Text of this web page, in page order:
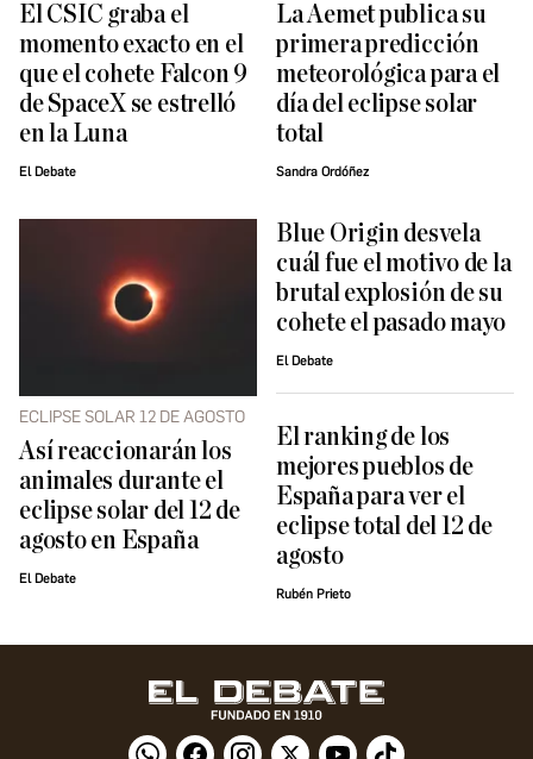
El CSIC graba el
momento exacto en el
que el cohete Falcon 9
de SpaceX se estrelló
en la Luna
El Debate
La Aemet publica su
primera predicción
meteorológica para el
día del eclipse solar
total
Sandra Ordóñez
ECLIPSE SOLAR 12 DE AGOSTO
Así reaccionarán los
animales durante el
eclipse solar del 12 de
agosto en España
El Debate
Blue Origin desvela
cuál fue el motivo de la
brutal explosión de su
cohete el pasado mayo
El Debate
El ranking de los
mejores pueblos de
España para ver el
eclipse total del 12 de
agosto
Rubén Prieto